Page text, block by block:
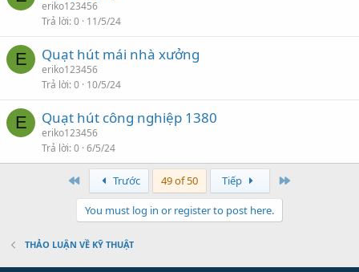
eriko123456
Trả lời 0 11/5/24
E Quạt hút mái nhà xưởng
eriko123456
Trả lời 0 10/5/24
E Quạt hút công nghiệp 1380
eriko123456
Trả lời 0 6/5/24
Đầu Trước 49 of 50 Tiếp
You must log in or register to post here.
THẢO LUẬN VỀ KỸ THUẬT